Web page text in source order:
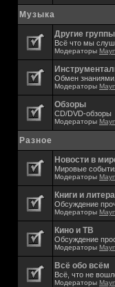
Музыка
Другие группы
Всё что мы
Модераторы
Обмен
Модераторы
Обзоры
CD/DVD-обзоры
Модераторы
Разное
Новости в
Мировые
Модераторы
Книги и
Обсуждение
Модераторы
Кино и ТВ
Обсуждение
Модераторы
Всё обо всём
Всё, что не
Модераторы